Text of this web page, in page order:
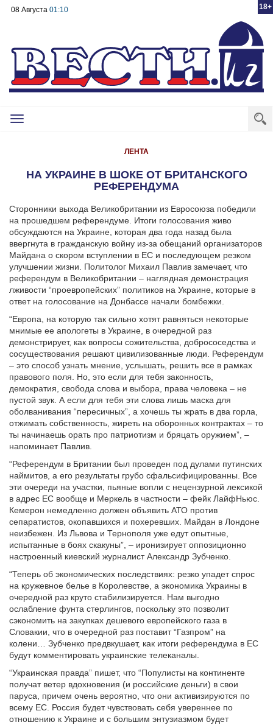
18+
08 Августа 01:10
Toggle
ЛЕНТА
НА УКРАИНЕ В ШОКЕ ОТ БРИТАНСКОГО
РЕФЕРЕНДУМА
Сторонники выхода Великобритании из Евросоюза победили
на прошедшем референдуме. Итоги голосования живо
обсуждаются на Украине, которая два года назад была
ввергнута в гражданскую войну из-за обещаний организаторов
Майдана о скором вступлении в ЕС и последующем резком
улучшении жизни. Политолог Михаил Павлив замечает, что
референдум в Великобритании – наглядная демонстрация
лживости “проевропейских” политиков на Украине, которые в
ответ на голосование на Донбассе начали бомбежки.
“Европа, на которую так сильно хотят равняться некоторые
мнимые ее апологеты в Украине, в очередной раз
демонстрирует, как вопросы сожительства, добрососедства и
сосуществования решают цивилизованные люди. Референдум
– это способ узнать мнение, услышать, решить все в рамках
правового поля. Но, это если для тебя законность,
демократия, свобода слова и выбора, права человека – не
пустой звук. А если для тебя эти слова лишь маска для
оболванивания “пересичных”, а хочешь ты жрать в два горла,
отжимать собственность, жиреть на оборонных контрактах – то
ты начинаешь орать про патриотизм и бряцать оружием”, –
напоминает Павлив.
“Референдум в Британии был проведен под дулами путинских
наймитов, а его результаты грубо сфальсифицированны. Все
эти очереди на участки, пьяные вопли с нецензурной лексикой
в адрес ЕС вообще и Меркель в частности – фейк ЛайфНьюс.
Кемерон немедленно должен объявить АТО против
сепаратистов, окопавшихся и похеревших. Майдан в Лондоне
неизбежен. Из Львова и Тернополя уже едут опытные,
испытанные в боях скакуны”, – иронизирует оппозиционно
настроенный киевский журналист Александр Зубченко.
“Теперь об экономических последствиях: резко упадет спрос
на кружевное белье в Королевстве, а экономика Украины в
очередной раз круто стабилизируется. Нам выгодно
ослабление фунта стерлингов, поскольку это позволит
сэкономить на закупках дешевого европейского газа в
Словакии, что в очередной раз поставит “Газпром” на
колени… Зубченко предвкушает, как итоги референдума в ЕС
будут комментировать украинские телеканалы.
“Украинская правда” пишет, что “Популисты на континенте
получат ветер вдохновения (и российские деньги) в свои
паруса, причем очень вероятно, что они активизируются по
всему ЕС. Россия будет чувствовать себя увереннее по
отношению к Украине и с большим энтузиазмом будет